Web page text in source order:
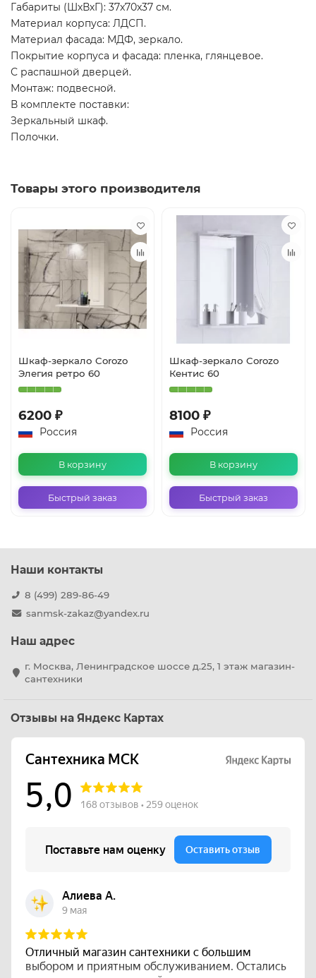
Габариты (ШхВхГ): 37x70x37 см.
Материал корпуса: ЛДСП.
Материал фасада: МДФ, зеркало.
Покрытие корпуса и фасада: пленка, глянцевое.
С распашной дверцей.
Монтаж: подвесной.
В комплекте поставки:
Зеркальный шкаф.
Полочки.
Товары этого производителя
Шкаф-зеркало Corozo
Элегия ретро 60
6200 ₽
Россия
В корзину
Быстрый заказ
Шкаф-зеркало Corozo
Кентис 60
8100 ₽
Россия
В корзину
Быстрый заказ
Наши контакты
8 (499) 289-86-49
sanmsk-zakaz@yandex.ru
Наш адрес
г. Москва, Ленинградское шоссе д.25, 1 этаж магазин-
сантехники
Отзывы на Яндекс Картах